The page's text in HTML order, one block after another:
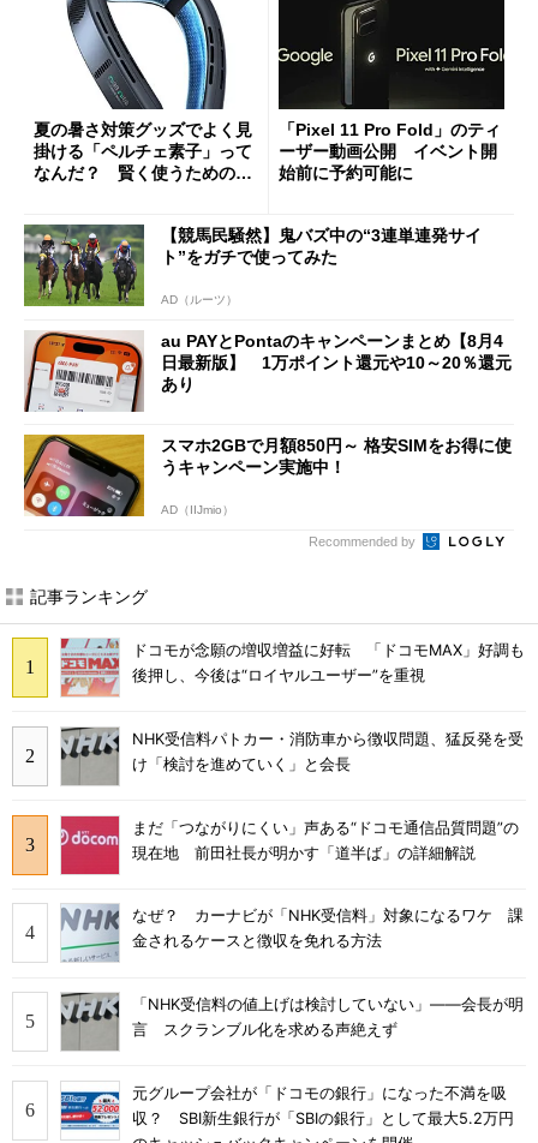
夏の暑さ対策グッズでよく見
掛ける「ペルチェ素子」って
なんだ？ 賢く使うための注
「Pixel 11 Pro Fold」のティ
ーザー動画公開 イベント開
始前に予約可能に
【競馬民騒然】鬼バズ中の“3連単連発サイ
ト”をガチで使ってみた
AD（ルーツ）
au PAYとPontaのキャンペーンまとめ【8月4
日最新版】 1万ポイント還元や10～20％還元
あり
スマホ2GBで月額850円～ 格安SIMをお得に使
うキャンペーン実施中！
AD（IIJmio）
Recommended by
記事ランキング
ドコモが念願の増収増益に好転 「ドコモMAX」好調も
後押し、今後は“ロイヤルユーザー”を重視
NHK受信料パトカー・消防車から徴収問題、猛反発を受
け「検討を進めていく」と会長
まだ「つながりにくい」声ある“ドコモ通信品質問題”の
現在地 前田社長が明かす「道半ば」の詳細解説
なぜ？ カーナビが「NHK受信料」対象になるワケ 課
金されるケースと徴収を免れる方法
「NHK受信料の値上げは検討していない」――会長が明
言 スクランブル化を求める声絶えず
元グループ会社が「ドコモの銀行」になった不満を吸
収？ SBI新生銀行が「SBIの銀行」として最大5.2万円